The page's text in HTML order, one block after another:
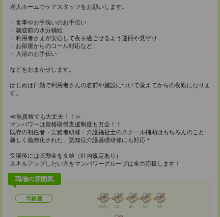
老人ホームでケアスタッフをお願いします。
・食事やお手洗いのお手伝い
・就寝前の水分補給
・利用者さまが安心して夜を過ごせるよう巡回や見守り
・お部屋からのコール対応など
・入浴のお手伝い
などをおまかせします。
はじめは日勤で利用者さんの名前や施設について覚えてからの夜勤になりま
す。
≪無資格でも大丈夫！！≫
マンパワーは資格取得支援制度も万全！！
既存の初任者・実務者研修・介護福祉士のスクール補助はもちろんのこと
新しく義務化された、認知症介護基礎研修にも対応＊
受講後には奨励金を支給（社内規定あり）
スキルアップしたい方をマンパワーグループは全力応援します！
職場の雰囲気
年齢層
20代 30 40 50 60